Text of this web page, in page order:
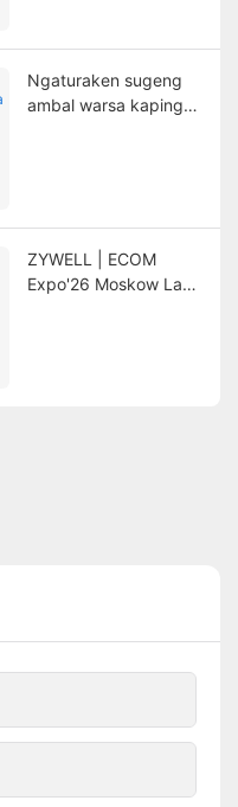
Ngaturaken sugeng
ambal warsa kaping
ZYWELL | ECOM
Expo'26 Moskow Lagi